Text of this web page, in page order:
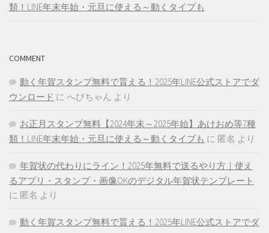
類！LINE年末年始・元旦に使える～動くタイプも
COMMENT
動く年賀スタンプ無料で貰える！2025年LINE公式ストアでダ
ウンロード に へびちゃん より
お正月スタンプ無料【2024年末～2025年始】あけおめ等7種
類！LINE年末年始・元旦に使える～動くタイプも に 匿名 より
年賀状の代わりにライン！2025年無料で送るやり方｜使え
るアプリ・スタンプ・画像OKのデジタル年賀状テンプレート
に 匿名 より
動く年賀スタンプ無料で貰える！2025年LINE公式ストアでダ